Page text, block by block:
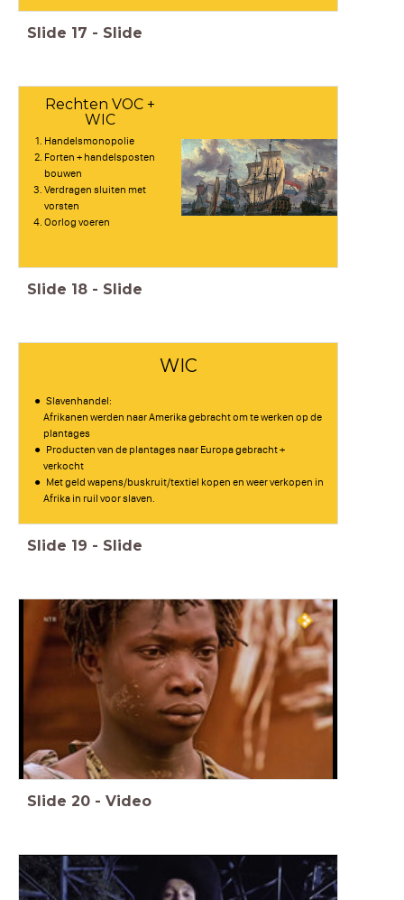
Slide 17 - Slide
Rechten VOC +
WIC
Handelsmonopolie
Forten + handelsposten
bouwen
Verdragen sluiten met
vorsten
Oorlog voeren
Slide 18 - Slide
WIC
Slavenhandel:
Afrikanen werden naar Amerika gebracht om te werken op de
plantages
Producten van de plantages naar Europa gebracht +
verkocht
Met geld wapens/buskruit/textiel kopen en weer verkopen in
Afrika in ruil voor slaven.
Slide 19 - Slide
Slide 20 - Video